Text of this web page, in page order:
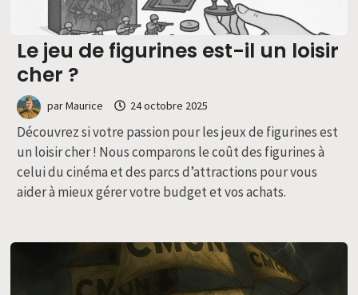
Le jeu de figurines est-il un loisir
cher ?
parMaurice 24 octobre 2025
Découvrez si votre passion pour les jeux de figurines est
un loisir cher ! Nous comparons le coût des figurines à
celui du cinéma et des parcs d’attractions pour vous
aider à mieux gérer votre budget et vos achats.